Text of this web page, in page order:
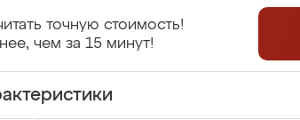
точную стоимость!
чем за 15 минут!